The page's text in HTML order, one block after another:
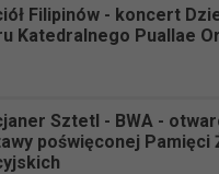
Filipinów - koncert
Katedralnego Puallae
Sztetl - BWA -
poświęconej Pamięci